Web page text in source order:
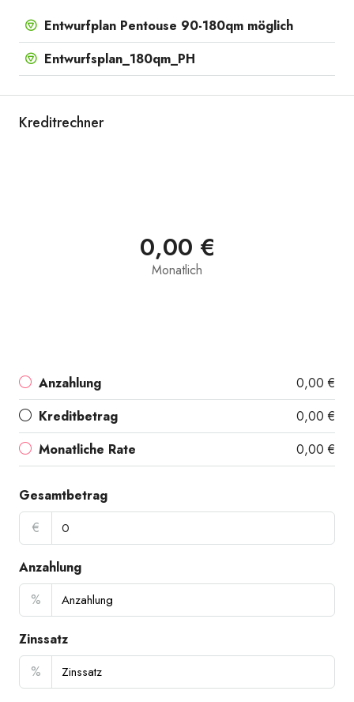
Entwurfplan Pentouse 90-180qm möglich
Entwurfsplan_180qm_PH
Kreditrechner
0,00 €
Monatlich
Anzahlung
0,00 €
Kreditbetrag
0,00 €
Monatliche Rate
0,00 €
Gesamtbetrag
€
Anzahlung
%
Zinssatz
%